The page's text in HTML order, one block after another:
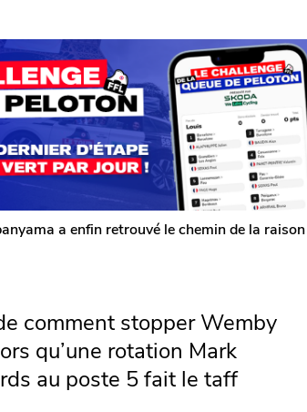
a enfin retrouvé le chemin de la raison
comment stopper Wemby
qu’une rotation Mark
au poste 5 fait le taff